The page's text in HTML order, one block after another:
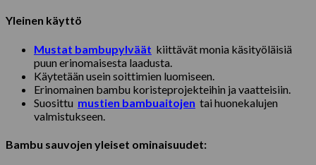
Yleinen käyttö
Mustat bambupylväät kiittävät monia käsityöläisiä
puun erinomaisesta laadusta.
Käytetään usein soittimien luomiseen.
Erinomainen bambu koristeprojekteihin ja vaatteisiin.
Suosittu mustien bambuaitojen tai huonekalujen
valmistukseen.
Bambu sauvojen yleiset ominaisuudet: